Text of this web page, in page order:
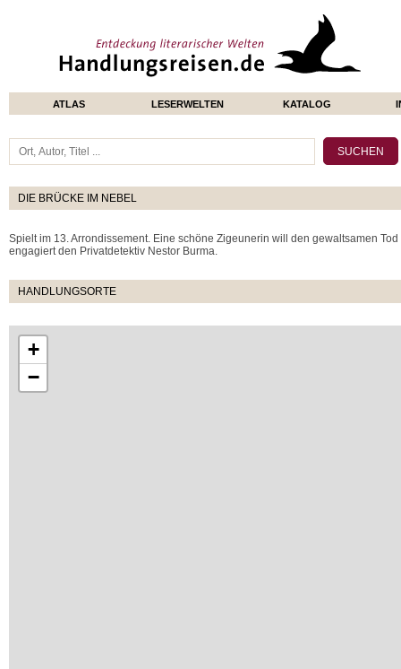
ATLAS LESERWELTEN KATALOG
DIE BRÜCKE IM NEBEL
Spielt im 13. Arrondissement. Eine schöne Zigeunerin will den gewaltsamen
engagiert den Privatdetektiv Nestor Burma.
HANDLUNGSORTE
+
−